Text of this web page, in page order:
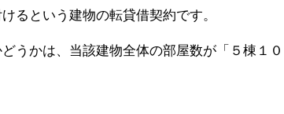
るという建物の転貸借契約です。
うかは、当該建物全体の部屋数が「５棟１０